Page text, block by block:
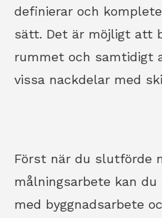
definierar och
sätt. Det är möjligt att
rummet och samtidigt
vissa nackdelar med
Först när du slutförde
målningsarbete kan
med byggnadsarbete